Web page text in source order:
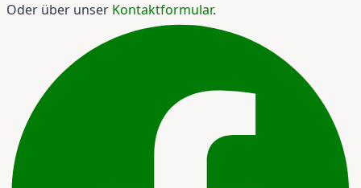
Oder über unser Kontaktformular.